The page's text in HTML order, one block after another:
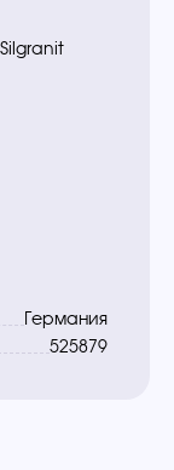
Германия
525879